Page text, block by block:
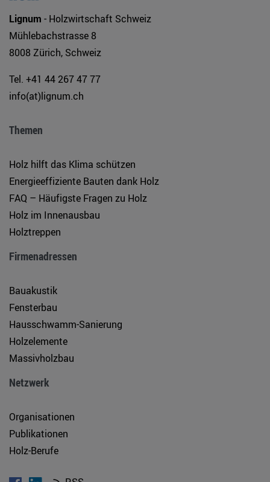
Lignum - Holzwirtschaft Schweiz
Mühlebachstrasse 8
8008 Zürich, Schweiz
Tel. +41 44 267 47 77
info(at)lignum.ch
Themen
Holz hilft das Klima schützen
Energieeffiziente Bauten dank Holz
FAQ – Häufigste Fragen zu Holz
Holz im Innenausbau
Holztreppen
Firmenadressen
Bauakustik
Fensterbau
Hausschwamm-Sanierung
Holzelemente
Massivholzbau
Netzwerk
Organisationen
Publikationen
Holz-Berufe